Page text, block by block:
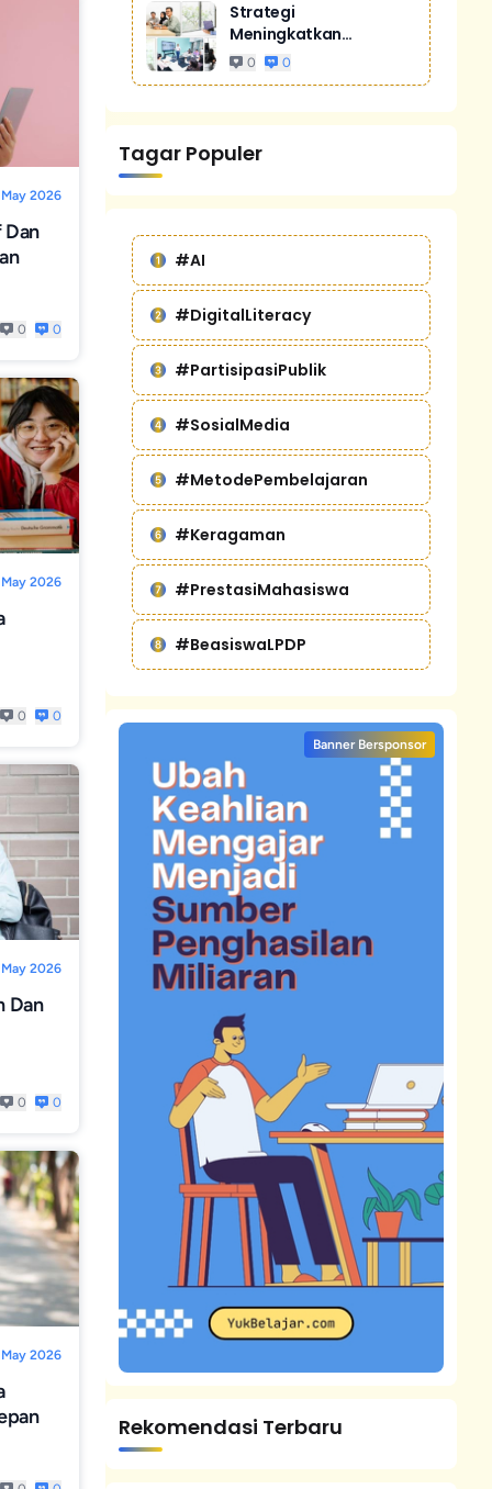
2026
Dan
0 0
2026
0 0
2026
Dan
0 0
2026
Strategi
Meningkatkan
Penjualan Melalui
0 0
Tagar Populer
#AI
#DigitalLiteracy
#PartisipasiPublik
#SosialMedia
#MetodePembelajaran
#Keragaman
#PrestasiMahasiswa
#BeasiswaLPDP
Banner Bersponsor
Rekomendasi Terbaru